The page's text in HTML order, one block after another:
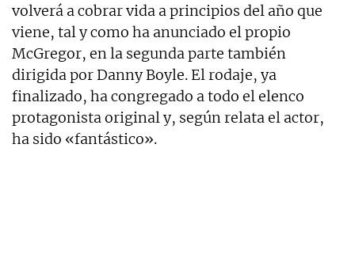
volverá a cobrar vida a principios del año que
viene, tal y como ha anunciado el propio
McGregor, en la segunda parte también
dirigida por Danny Boyle. El rodaje, ya
finalizado, ha congregado a todo el elenco
protagonista original y, según relata el actor,
ha sido «fantástico».